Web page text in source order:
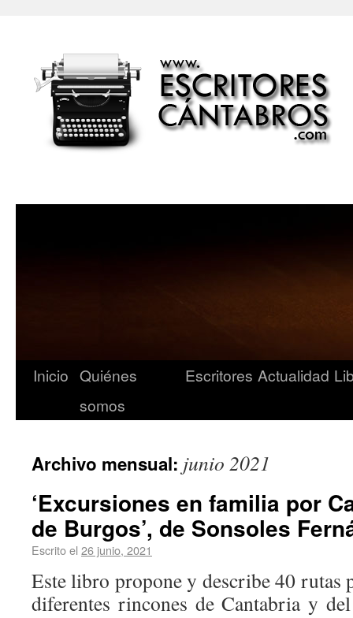
Inicio Quiénes
somos
Escritores Actualidad
Archivo mensual: junio 2021
‘Excursiones en familia por
de Burgos’, de Sonsoles
Escrito el 26 junio, 2021
Este libro propone y describe 40 rutas
diferentes rincones de Cantabria y